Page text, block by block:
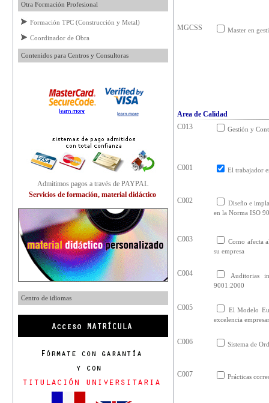
Otra Formación Profesional
Formación TPC (Construcción y Metal)
Coordinador de Obra
Contenidos para Centros y Consultoras
Admitimos pagos a través de PAYPAL
Servicios de formación, material didáctico
Centro de idiomas
MGCSS Master en
Area de Calidad
C013
Gestión y
C001 El trabajador
C002
Diseño e
en la Norma ISO
C003
Como afecta
su empresa
C004
Auditorias
9001:2000
C005
El Modelo
excelencia
C006 Sistema de
C007 Prácticas